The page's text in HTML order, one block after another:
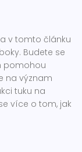
v tomto článku
Budete se
pomohou
na význam
tuku na
více o tom, jak